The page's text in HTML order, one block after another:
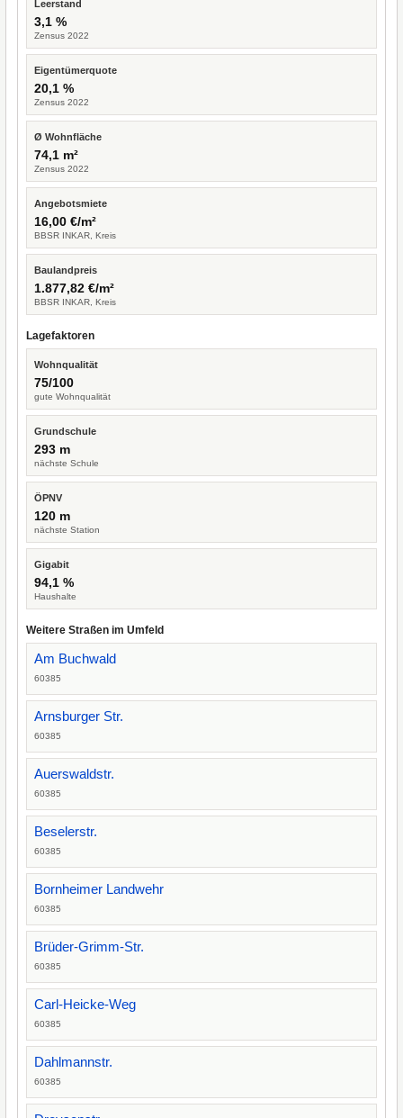
Leerstand
3,1 %
Zensus 2022
Eigentümerquote
20,1 %
Zensus 2022
Ø Wohnfläche
74,1 m²
Zensus 2022
Angebotsmiete
16,00 €/m²
BBSR INKAR, Kreis
Baulandpreis
1.877,82 €/m²
BBSR INKAR, Kreis
Lagefaktoren
Wohnqualität
75/100
gute Wohnqualität
Grundschule
293 m
nächste Schule
ÖPNV
120 m
nächste Station
Gigabit
94,1 %
Haushalte
Weitere Straßen im Umfeld
Am Buchwald
60385
Arnsburger Str.
60385
Auerswaldstr.
60385
Beselerstr.
60385
Bornheimer Landwehr
60385
Brüder-Grimm-Str.
60385
Carl-Heicke-Weg
60385
Dahlmannstr.
60385